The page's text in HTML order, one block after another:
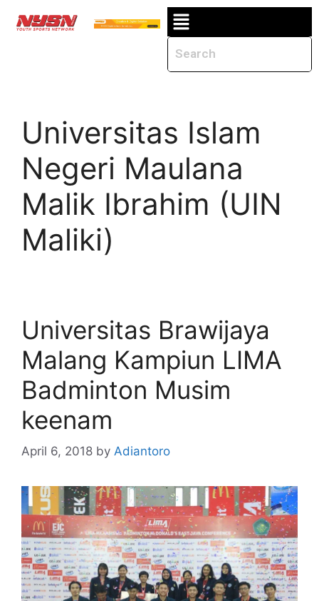
Universitas Islam
Negeri Maulana
Malik Ibrahim (UIN
Maliki)
Universitas Brawijaya
Malang Kampiun LIMA
Badminton Musim
keenam
April 6, 2018 by Adiantoro